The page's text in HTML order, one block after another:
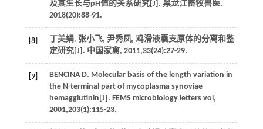
及其生长与pH值的关系研究[J]. 黑龙江畜牧兽医,
2018(20):88-91.
[8]
丁美娟, 张小飞, 尹秀凤, 鸡滑液囊支原体的分离和鉴
定研究[J]. 中国家禽, 2011,33(24):27-29.
[9] BENCINA D. Molecular basis of the length variation in
the N-terminal part of mycoplasma synoviae
hemagglutinin[J]. FEMS microbiology letters vol,
2001,203(1):115-23.